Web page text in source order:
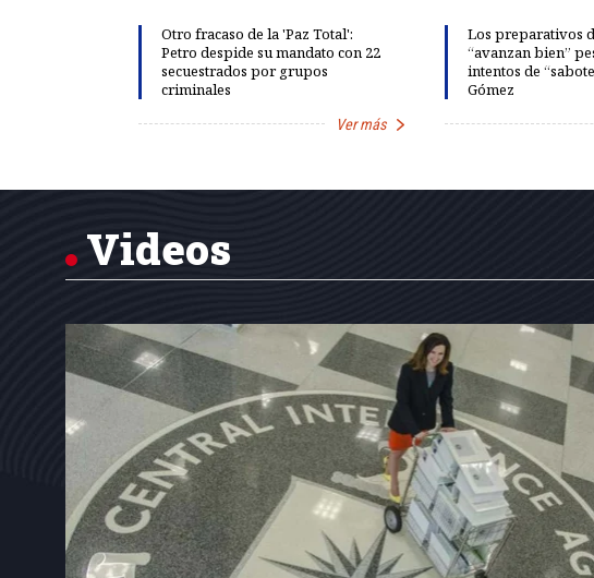
Otro fracaso de la 'Paz Total':
Petro despide su mandato con 22
secuestrados por grupos
criminales
Ver más
Los preparativos
“avanzan bien”
intentos de
Gómez
of
Videos